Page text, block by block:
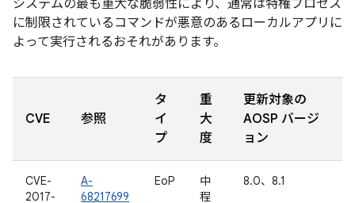
システムの最も重大な脆弱性により、通常は特権プロセス
に制限されているコマンドが悪意のあるローカルアプリに
よって実行されるおそれがあります。
CVE 参照
タ
イ
プ
重
大
度
更新対象の
AOSP バージ
ョン
CVE-
2017-
A-
68217699
EoP
中
程
8.0、8.1